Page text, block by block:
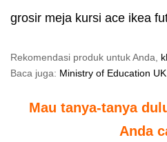
grosir meja kursi ace ikea
Rekomendasi produk untuk Anda,
Baca juga: Ministry of Education UK
Mau tanya-tanya
Anda